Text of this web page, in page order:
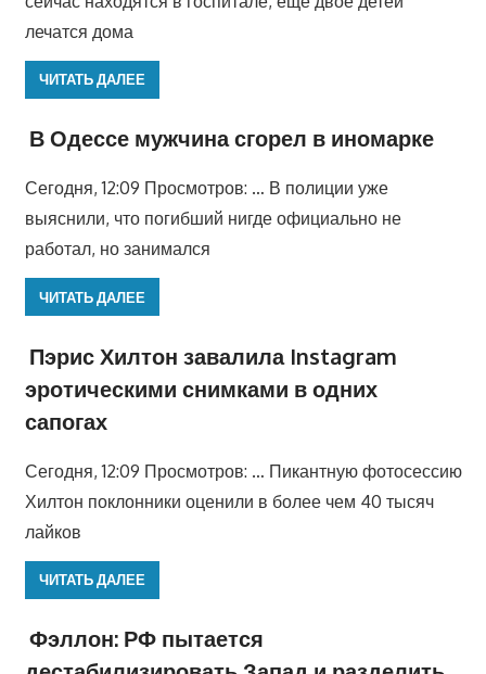
лечатся дома
ЧИТАТЬ ДАЛЕЕ
В Одессе мужчина сгорел в иномарке
Сегодня, 12:09 Просмотров: … В полиции уже
выяснили, что погибший нигде официально не
работал, но занимался
ЧИТАТЬ ДАЛЕЕ
Пэрис Хилтон завалила Instagram
эротическими снимками в одних
сапогах
Сегодня, 12:09 Просмотров: … Пикантную фотосессию
Хилтон поклонники оценили в более чем 40 тысяч
лайков
ЧИТАТЬ ДАЛЕЕ
Фэллон: РФ пытается